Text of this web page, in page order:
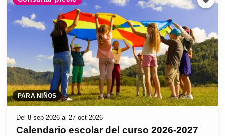
PARA NIÑOS
Del 8 sep 2026 al 27 oct 2026
Calendario escolar del curso 2026-2027